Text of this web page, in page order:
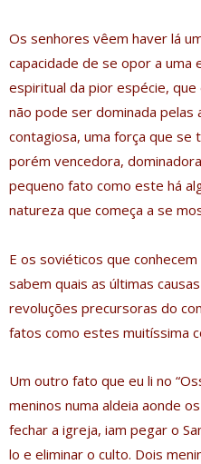
Os senhores vêem haver lá
capacidade de se opor a uma
espiritual da pior espécie, que
não pode ser dominada pelas
contagiosa, uma força que se
porém vencedora,
pequeno fato como este há
natureza que começa a se
E os soviéticos que
sabem quais as últimas
revoluções precursoras do
fatos como estes muitíssima
Um outro fato que eu li no
meninos numa aldeia aonde
fechar a igreja, iam pegar o
lo e eliminar o culto. Dois